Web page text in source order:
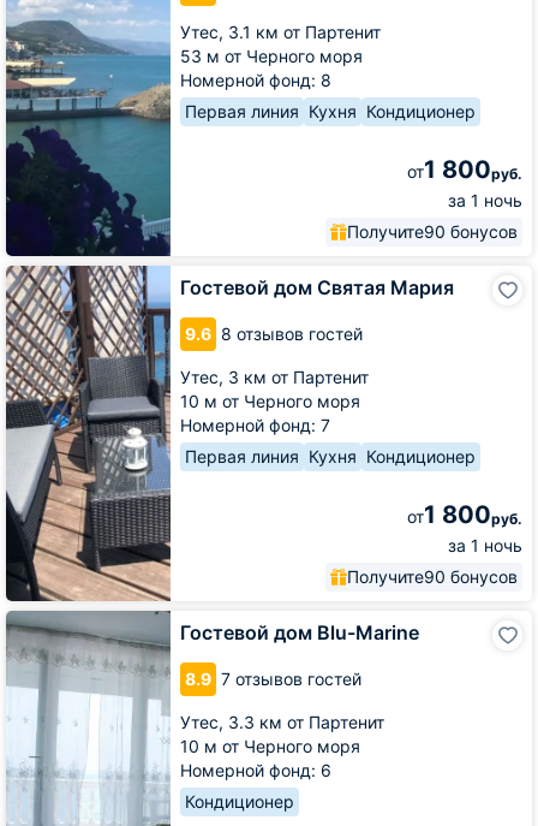
Утес, 3.1 км от Партенит
53 м от Черного моря
Номерной фонд: 8
Первая линия Кухня Кондиционер
от1 800руб.
за 1 ночь
Получите90 бонусов
Гостевой дом Святая Мария
9.6 8 отзывов гостей
Утес, 3 км от Партенит
10 м от Черного моря
Номерной фонд: 7
Первая линия Кухня Кондиционер
от1 800руб.
за 1 ночь
Получите90 бонусов
Гостевой
дом
Святая
Мария
Гостевой дом Blu-Marine
8.9 7 отзывов гостей
Утес, 3.3 км от Партенит
10 м от Черного моря
Номерной фонд: 6
Кондиционер
Гостевой
Blu-
Marine